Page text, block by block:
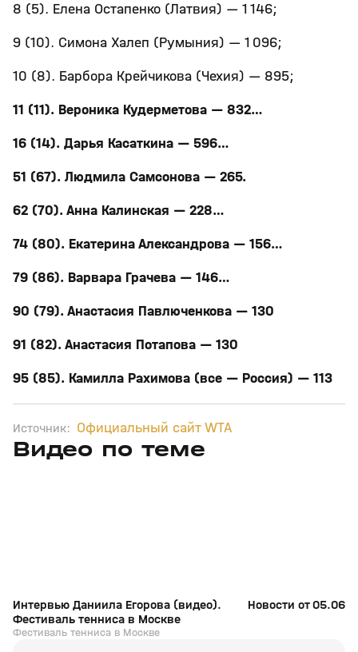
8 (5). Елена Остапенко (Латвия) — 1 146;
9 (10). Симона Халеп (Румыния) — 1 096;
10 (8). Барбора Крейчикова (Чехия) — 895;
11 (11). Вероника Кудерметова — 832…
16 (14). Дарья Касаткина — 596…
51 (67). Людмила Самсонова — 265.
62 (70). Анна Калинская — 228…
74 (80). Екатерина Александрова — 156…
79 (86). Варвара Грачева — 146…
90 (79). Анастасия Павлюченкова — 130
91 (82). Анастасия Потапова — 130
95 (85). Камилла Рахимова (все — Россия) — 113
Источник: Официальный сайт WTA
Видео по теме
11 июл, 16:17
Интервью Даниила Егорова (видео).
Фестиваль тенниса в Москве
Фестиваль тенниса в Москве
Новости от